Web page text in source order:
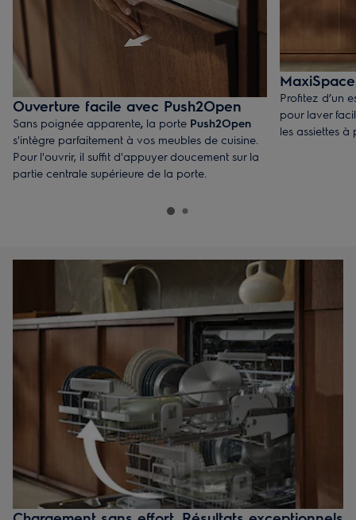
Ouverture facile avec Push2Open
Sans poignée apparente, la porte Push2Open
s'intègre parfaitement à vos meubles de cuisine.
Pour l'ouvrir, il suffit d'appuyer doucement sur la
partie centrale supérieure de la porte.
Profitez d’un
pour laver
les assiettes à